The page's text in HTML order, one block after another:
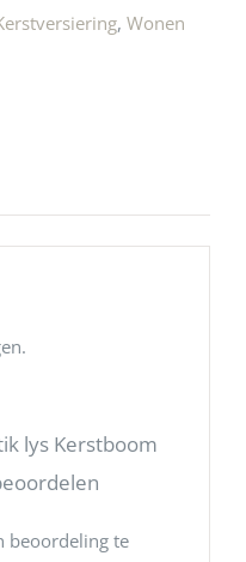
, Wonen
lys Kerstboom
beoordeling te